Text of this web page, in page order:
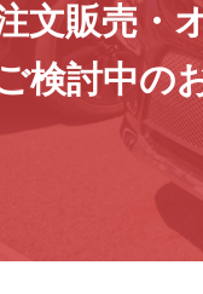
文販売・
検討中の